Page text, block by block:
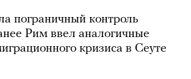
пограничный контроль
Рим ввел аналогичные
кризиса в Сеуте